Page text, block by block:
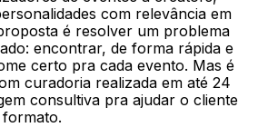
com relevância em
é resolver um problema
encontrar, de forma rápida e
certo pra cada evento. Mas é
curadoria realizada em até 24
consultiva pra ajudar o cliente